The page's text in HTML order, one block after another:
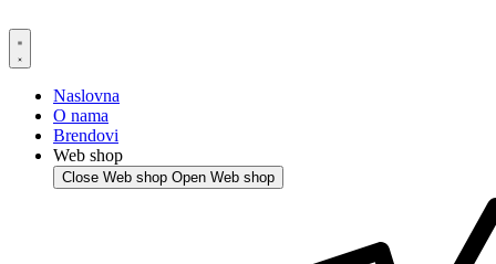
to
content
Naslovna
O nama
Brendovi
Web shop
Close Web shop Open Web shop